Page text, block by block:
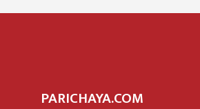
PARICHAYA.COM